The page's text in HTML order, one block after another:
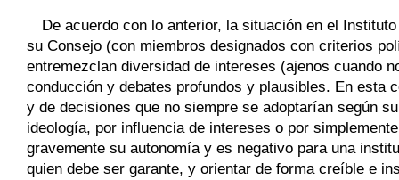
De acuerdo con lo anterior, la situación en el
su Consejo (con miembros designados con criterios
entremezclan diversidad de intereses (ajenos cuando
conducción y debates profundos y plausibles. En esta
y de decisiones que no siempre se adoptarían según
ideología, por influencia de intereses o por
gravemente su autonomía y es negativo para una
quien debe ser garante, y orientar de forma creíble e